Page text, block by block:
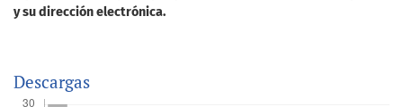
y su dirección electrónica.
Descargas